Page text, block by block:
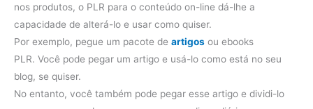
nos produtos, o PLR para o conteúdo on-line dá-lhe a
capacidade de alterá-lo e usar como quiser.
Por exemplo, pegue um pacote de artigos ou ebooks
PLR. Você pode pegar um artigo e usá-lo como está no seu
blog, se quiser.
No entanto, você também pode pegar esse artigo e dividi-lo